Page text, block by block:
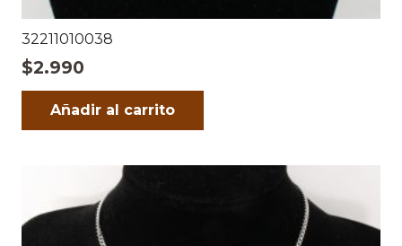
32211010038
$2.990
Añadir al carrito